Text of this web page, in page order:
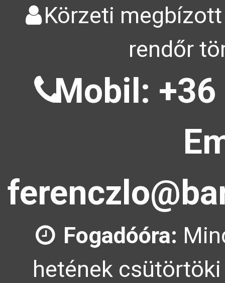
Körzeti megbízott
rendőr
Mobil: +36
Fogadóóra:
hetének